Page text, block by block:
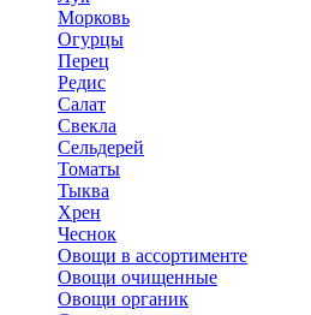
Морковь
Огурцы
Перец
Редис
Салат
Свекла
Сельдерей
Томаты
Тыква
Хрен
Чеснок
Овощи в ассортименте
Овощи очищенные
Овощи органик